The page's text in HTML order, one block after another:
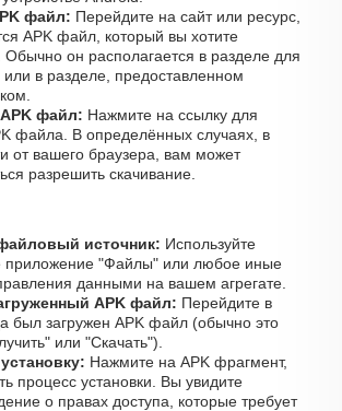
файл: Перейдите на сайт или ресурс,
APK файл, который вы хотите
Обычно он располагается в разделе для
или в разделе, предоставленном
файл: Нажмите на ссылку для
файла. В определённых случаях, в
от вашего браузера, вам может
разрешить скачивание.
источник: Используйте
приложение "Файлы" или любое иные
данными на вашем агрегате.
APK файл: Перейдите в
был загружен APK файл (обычно это
или "Скачать").
Нажмите на APK фрагмент,
процесс установки. Вы увидите
о правах доступа, которые требует